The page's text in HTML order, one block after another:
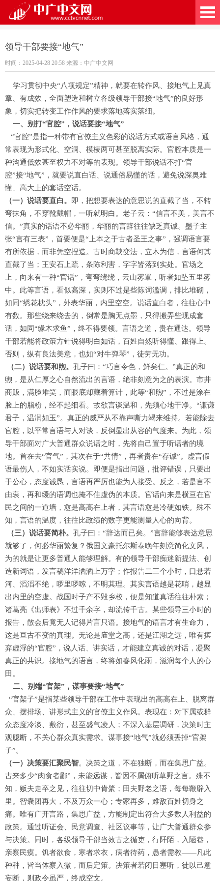
领导干部要接“地气”
时间：2025-04-28 20:58 来源：中广中文网
学习贯彻中央“八项规定”精神，就要在转作风、接地气上见真
章、有成效，全面塑造和树立各级领导干部接“地气”的良好形
象，切实把转变工作作风的要求落地落实落细。
一、别打“官腔”，说话要接“地气”
“官腔”是指一种带有官僚主义色彩的说话方式或语言风格，通
常表现为形式化、空洞、模棱两可甚至脱离实际。官腔本质是一
种沟通低效甚至权力不对等的表现。领导干部说话不打“官
腔”接“地气”，就要说直白话、说通俗易懂的话，避免说深奥难
懂、高大上的套话空话。
（一）说话要直白。
即，把想要表达的意思说的直截了当，不转
弯抹角，不穿靴戴帽，一听就明白。老子云：“信言不美，美言不
信。”真实的话语不必华丽，华丽的言辞往往缺乏真诚。墨子主
张“言有三表”，首要便是“上本之于古者圣王之事”，强调语言要
有所依据，而非凭空捏造。古时商鞅变法，立木为信，言语何其
直截了当；王安石上疏，条陈利害，字字皆落到实处。官场之
上，向来有一种“官话”，弯弯绕绕，云山雾罩，听者如坠五里雾
中。此等言语，看似高深，实则不过是些陈词滥调，排比堆砌，
如同“绣花枕头”，外表华丽，内里空空。说话直白者，往往心中
有数。那些绕来绕去的，倒常是胸无点墨，只得搬弄些现成套
话，如同“缘木求鱼”，终不得要领。言语之道，贵在通达。领导
干部若能将政策方针说得明白如话，百姓自然听得懂、跟得上。
否则，纵有良法美意，也如“对牛弹琴”，徒劳无功。
（二）说话要和煦。 孔子曰：“巧言令色，鲜矣仁。”真正的和
煦，是从仁厚之心自然流出的言语，绝非刻意为之的表演。市井
商贩，满脸堆笑，而眼底却藏着算计，此等“和煦”，不过是涂在
脸上的脂粉，经不起细看。故欲言谈温和，先须心地干净。“谦谦
君子，温润如玉”。真正的威严从不靠声嘶力竭来维持。若能除去
官腔，以平常言语与人对谈，反倒显出从容的气度来。为此，领
导干部面对广大普通群众说话之时，先将自己置于听话者的境
地。首在去“官气”，其次在于“共情”，再者贵在“存诚”。虚言假
语最伤人，不如实话实说。即便是指出问题，批评错误，只要出
于公心，态度诚恳，言语再严厉也能为人接受。反之，若是言不
由衷，再和缓的语调也掩不住虚伪的本质。官话向来是横亘在官
民之间的一道墙，愈是高高在上者，其言语愈是冷硬如铁。殊不
知，言语的温度，往往比政绩的数字更能测量人心的向背。
（三）说话要简朴。 孔子曰：“辞达而已矣。”言辞能够表达意思
就够了，何必华丽繁复？俄国文豪托尔斯泰晚年刻意简化文风，
为的就是让更多普通人能够理解。有的领导干部痴迷新提法、创
造新词语，发言稿洋洋洒洒上万字；作报告二三个小时，口悬若
河、滔滔不绝，啰里啰嗦，不明其理。其实言语越是花哨，越显
出内里的空虚。战国时子产不毁乡校，便是知道真话往往朴素；
诸葛亮《出师表》不过千余字，却流传千古。某些领导三小时的
报告，散会后竟无人记得片言只语。接地气的语言才有生命力，
这是亘古不变的真理。无论是庙堂之高，还是江湖之远，唯有摈
弃虚浮的“官腔”，说人话、讲实话，才能建立真诚的对话，凝聚
真正的共识。接地气的语言，终将如春风化雨，滋润每个人的心
田。
二、别端“官架”，谋事要接“地气”
“官架子”是指某些领导干部在工作中表现出的高高在上、脱离群
众、摆排场、讲形式主义的官僚主义作风。表现在：对下属或群
众态度冷淡、敷衍，甚至盛气凌人；不深入基层调研，决策时主
观臆断，不关心群众真实需求。谋事接“地气”就必须丢掉“官架
子”。
（一）决策要汇聚民智。决策之道，不在独断，而在集思广益。
古来多少“肉食者鄙”，未能远谋，皆因不屑俯听草野之言。殊不
知，贩夫走卒之见，往往切中肯綮；田夫野老之语，每每鞭辟入
里。智囊团再大，不及万众一心；专家再多，难敌百姓切身之
痛。唯有广开言路，集思广益，方能制定出符合大多数人利益的
政策。通过听证会、民意调查、社区议事等，让广大普通群众参
与决策。同时，各级领导干部当效古之循吏，行阡陌，入陋巷，
亲察民瘼。饥者欲食，寒者求衣，病者待药，愚者需教——凡此
种种，皆当体察入微，而后定策。决策者若闭目塞听，徒以己意
妄断，则政令虽严，终成空文。